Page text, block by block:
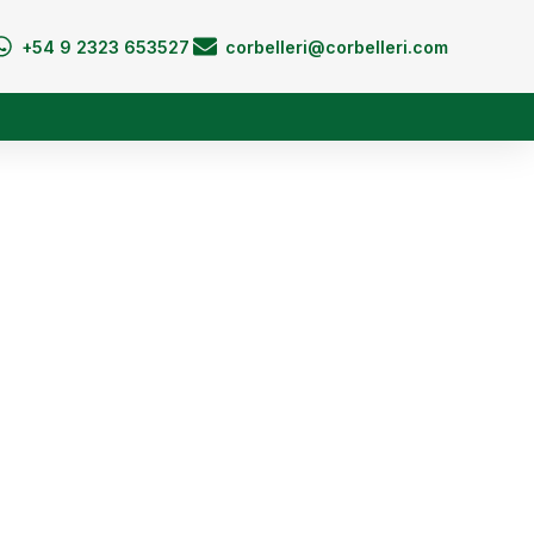
+54 9 2323 653527 corbelleri@corbelleri.com